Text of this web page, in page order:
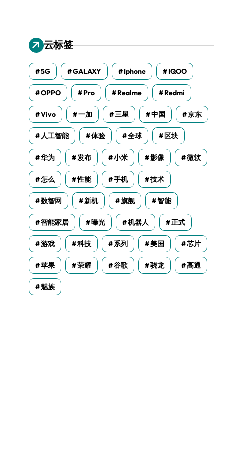
云标签
5G GALAXY Iphone IQOO
OPPO Pro Realme Redmi
Vivo 一加 三星 中国 京东
人工智能 体验 全球 区块
华为 发布 小米 影像 微软
怎么 性能 手机 技术
数智网 新机 旗舰 智能
智能家居 曝光 机器人 正式
游戏 科技 系列 美国 芯片
苹果 荣耀 谷歌 骁龙 高通
魅族